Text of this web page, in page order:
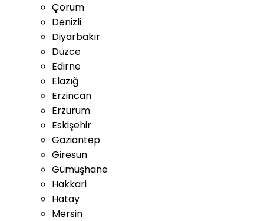
Çorum
Denizli
Diyarbakır
Düzce
Edirne
Elazığ
Erzincan
Erzurum
Eskişehir
Gaziantep
Giresun
Gümüşhane
Hakkari
Hatay
Mersin